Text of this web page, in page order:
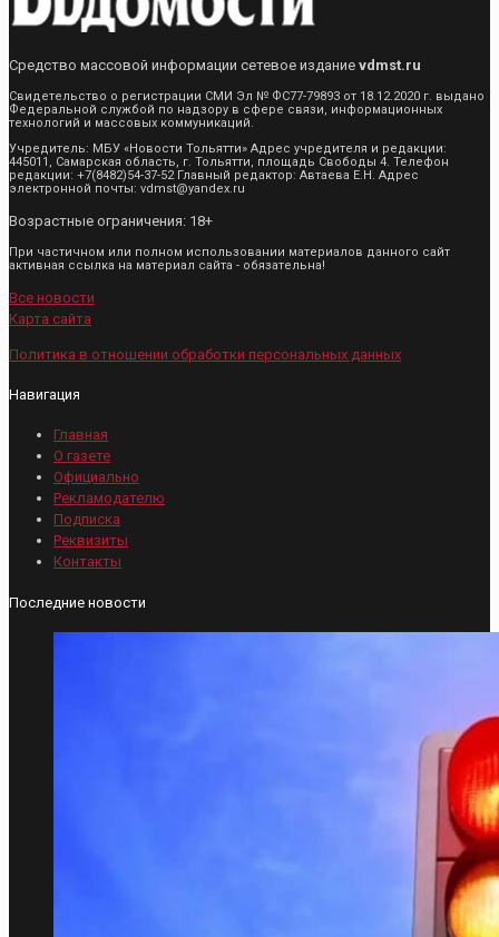
Средство массовой информации сетевое издание vdmst.ru
Свидетельство о регистрации СМИ Эл № ФС77-79893 от 18.12.2020 г. выдано
Федеральной службой по надзору в сфере связи, информационных
технологий и массовых коммуникаций.
Учредитель: МБУ «Новости Тольятти» Адрес учредителя и редакции:
445011, Самарская область, г. Тольятти, площадь Свободы 4. Телефон
редакции: +7(8482)54-37-52 Главный редактор: Автаева Е.Н. Адрес
электронной почты: vdmst@yandex.ru
Возрастные ограничения: 18+
При частичном или полном использовании материалов данного сайт
активная ссылка на материал сайта - обязательна!
Все новости
Карта сайта
Политика в отношении обработки персональных данных
Навигация
Главная
О газете
Официально
Рекламодателю
Подписка
Реквизиты
Контакты
Последние новости